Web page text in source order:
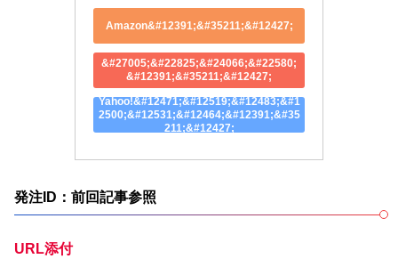
Amazon&#12391;&#35211;&#12427;
&#27005;&#22825;&#24066;&#22580;
&#12391;&#35211;&#12427;
Yahoo!&#12471;&#12519;&#12483;&#1
2500;&#12531;&#12464;&#12391;&#35
211;&#12427;
発注ID：前回記事参照
URL添付